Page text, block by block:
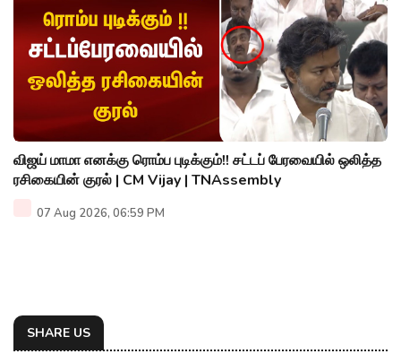
விஜய் மாமா எனக்கு ரொம்ப புடிக்கும்!! சட்டப் பேரவையில் ஒலித்த
ரசிகையின் குரல் | CM Vijay | TNAssembly
07 Aug 2026, 06:59 PM
SHARE US